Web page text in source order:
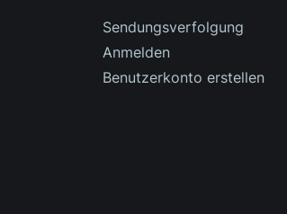
Sendungsverfolgung
Anmelden
Benutzerkonto erstellen